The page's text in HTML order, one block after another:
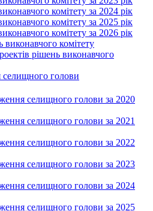
комітету за 2024 рік
комітету за 2025 рік
комітету за 2026 рік
комітету
рішень виконавчого
голови
селищного голови за 2020
селищного голови за 2021
селищного голови за 2022
селищного голови за 2023
селищного голови за 2024
селищного голови за 2025